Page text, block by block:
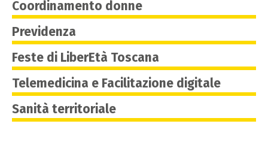
Coordinamento donne
Previdenza
Feste di LiberEtà Toscana
Telemedicina e Facilitazione digitale
Sanità territoriale